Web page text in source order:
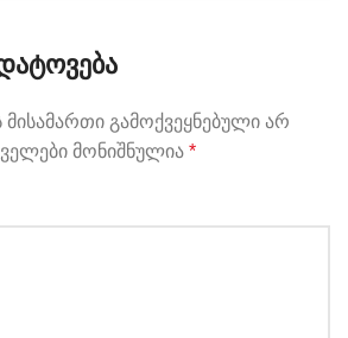
გამოქვეყნებული არ
მონიშნულია *